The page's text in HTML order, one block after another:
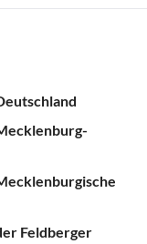
Feldberger